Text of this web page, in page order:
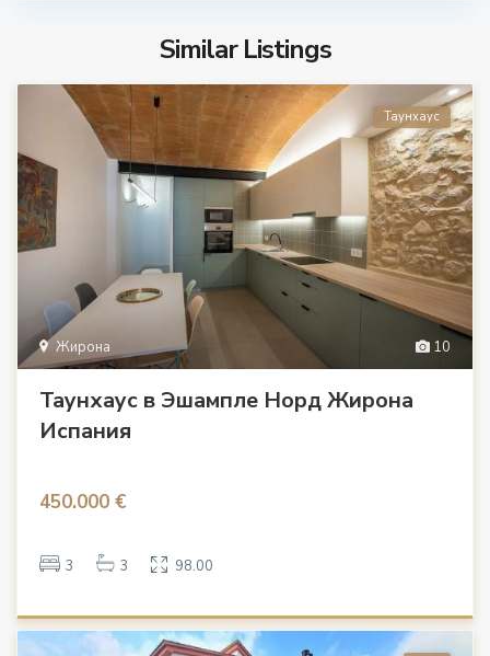
Similar Listings
10
Жирона
Таунхаус
Таунхаус в Эшампле Норд Жирона
Испания
450.000 €
3 3 98.00